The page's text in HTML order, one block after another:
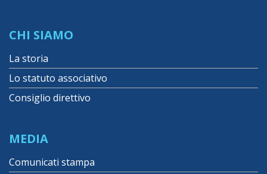
CHI SIAMO
La storia
Lo statuto associativo
Consiglio direttivo
MEDIA
Comunicati stampa